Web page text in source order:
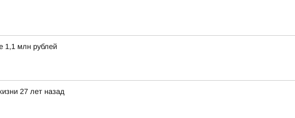
1,1 млн рублей
27 лет назад